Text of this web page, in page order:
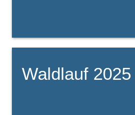
Waldlauf 2025